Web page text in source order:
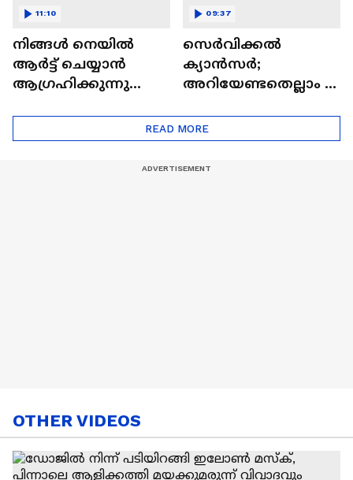
നിങ്ങൾ നെയിൽ
ആർട്ട് ചെയ്യാൻ
ആഗ്രഹിക്കുന്നുണ്ടോ
ട്രെൻഡിനെക്കുറിച്ച് |
Nail Art | Trends Cafe
11:10
സെർവിക്കൽ
ക്യാൻസർ;
അറിയേണ്ടതെല്ലാം |
Cancer
09:37
READ MORE
OTHER VIDEOS